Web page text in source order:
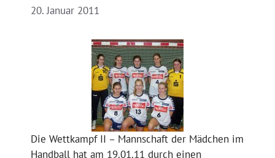
20. Januar 2011
Die Wettkampf II – Mannschaft der Mädchen im
Handball hat am 19.01.11 durch einen